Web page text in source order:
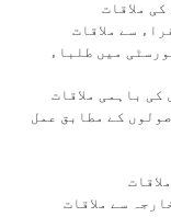
ملاقات
سے ملاقات
میں طلباء
باہمی ملاقات
کے مطابق عمل
سے ملاقات